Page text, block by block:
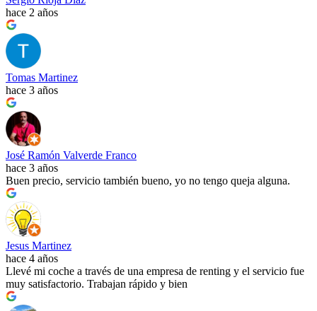
hace 2 años
Tomas Martinez
hace 3 años
José Ramón Valverde Franco
hace 3 años
Buen precio, servicio también bueno, yo no tengo queja alguna.
Jesus Martinez
hace 4 años
Llevé mi coche a través de una empresa de renting y el servicio fue
muy satisfactorio. Trabajan rápido y bien